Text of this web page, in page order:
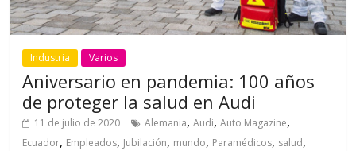
Industria Varios
Aniversario en pandemia: 100 años
de proteger la salud en Audi
11 de julio de 2020 Alemania,Audi,Auto Magazine,
Ecuador, Empleados, Jubilación, mundo, Paramédicos, salud,